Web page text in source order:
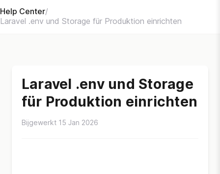
Help Center/
Laravel .env und Storage für Produktion einrichten
Laravel .env und Storage
für Produktion einrichten
Bijgewerkt 15 Jan 2026